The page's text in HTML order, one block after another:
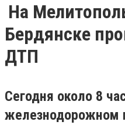
На
Бердянске
ДТП
Сегодня около 8
железнодорожном